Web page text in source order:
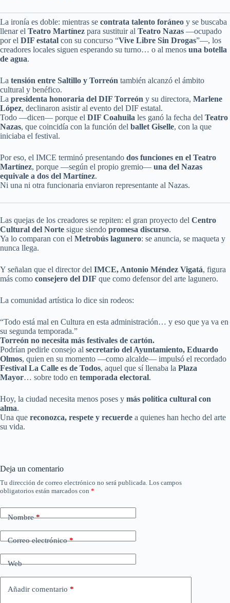
La ironía es doble: mientras se contrata talento foráneo y se buscaba
llenar el Teatro Martínez para sustituir al Teatro Nazas —ocupado
por el DIF estatal con su concurso “Vive Libre Sin Drogas”—, los
creadores locales siguen esperando su turno… o al menos una botella
de agua.
La tensión entre Saltillo y Torreón también alcanzó el ámbito
cultural y benéfico.
La presidenta honoraria del DIF Torreón y su directora, Marlene
López, declinaron asistir al evento del DIF estatal.
Todo —dicen— porque el DIF Coahuila les ganó la fecha del Teatro
Nazas, que coincidía con la función del ballet Giselle, con la que
iniciaba el festival.
Por eso, el IMCE terminó presentando dos funciones en el Teatro
Martínez, porque —según el propio gremio— una del Nazas
equivale a dos del Martínez.
Ni una ni otra funcionaria enviaron representante al Nazas.
Las quejas de los creadores se repiten: el gran proyecto del Centro
Cultural del Norte sigue siendo promesa discurso.
Ya lo comparan con el Metrobús lagunero: se anuncia, se maqueta y
nunca llega.
Y señalan que el director del IMCE, Antonio Méndez Vigatá, figura
más como consejero del DIF que como defensor del arte lagunero.
La comunidad artística lo dice sin rodeos:
“Todo está mal en Cultura en esta administración… y eso que ya va en
su segunda temporada.”
Torreón no necesita más festivales de cartón.
Podrían pedirle consejo al secretario del Ayuntamiento, Eduardo
Olmos, quien en su momento —como alcalde— impulsó el recordado
Festival La Calle es de Todos, aquel que sí llenaba la Plaza
Mayor… sobre todo en temporada electoral.
Hoy, la ciudad necesita menos poses y más política cultural con
alma.
Una que reconozca, respete y recuerde a quienes han hecho del arte
su vida.
Deja un comentario
Tu dirección de correo electrónico no será publicada. Los campos
obligatorios están marcados con *
Nombre*
Correo electrónico*
Web
Añadir comentario *